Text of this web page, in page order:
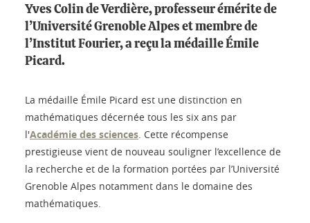
Yves Colin de Verdière, professeur émérite de
l’Université Grenoble Alpes et membre de
l’Institut Fourier, a reçu la médaille Émile
Picard.
La médaille Émile Picard est une distinction en
mathématiques décernée tous les six ans par
l'Académie des sciences. Cette récompense
prestigieuse vient de nouveau souligner l’excellence de
la recherche et de la formation portées par l’Université
Grenoble Alpes notamment dans le domaine des
mathématiques.